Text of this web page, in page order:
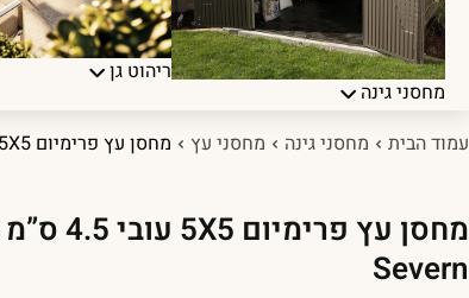
מחסני גינה
ריהוט גן
עמוד הבית
מחסני גינה מחסני עץ מחסן עץ פרימיום 5X5 עובי 4.5 ס”מ DunsterHouse Severn
Severn